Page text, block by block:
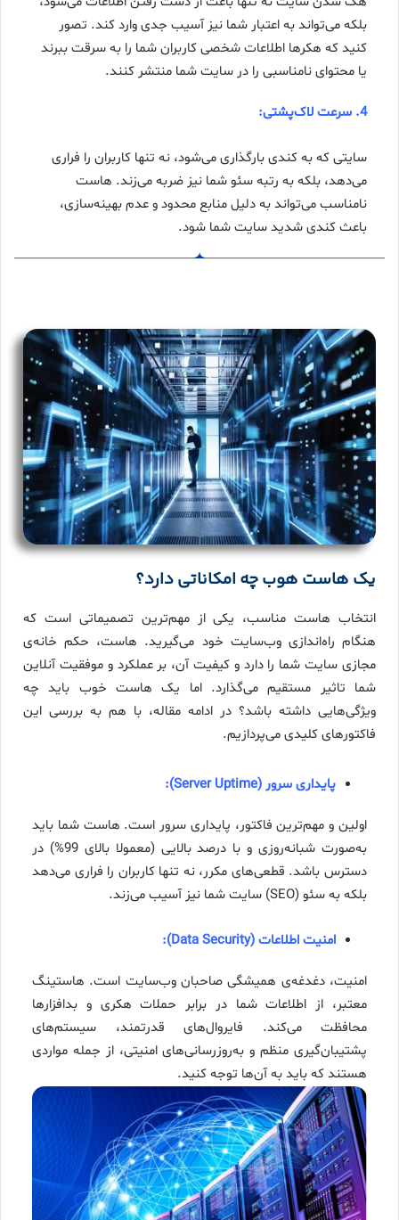
بلکه می‌تواند به اعتبار شما نیز آسیب جدی وارد کند. تصور
کنید که هکرها اطلاعات شخصی کاربران شما را به سرقت ببرند
یا محتوای نامناسبی را در سایت شما منتشر کنند.
4. سرعت لاک‌پشتی:
سایتی که به کندی بارگذاری می‌شود، نه تنها کاربران را فراری
می‌دهد، بلکه به رتبه سئو شما نیز ضربه می‌زند. هاست
نامناسب می‌تواند به دلیل منابع محدود و عدم بهینه‌سازی،
باعث کندی شدید سایت شما شود.
یک هاست هوب چه امکاناتی دارد؟
انتخاب هاست مناسب، یکی از مهم‌ترین تصمیماتی است که
هنگام راه‌اندازی وب‌سایت خود می‌گیرید. هاست، حکم خانه‌ی
مجازی سایت شما را دارد و کیفیت آن، بر عملکرد و موفقیت آنلاین
شما تاثیر مستقیم می‌گذارد. اما یک هاست خوب باید چه
ویژگی‌هایی داشته باشد؟ در ادامه مقاله، با هم به بررسی این
فاکتورهای کلیدی می‌پردازیم.
پایداری سرور (Server Uptime):
اولین و مهم‌ترین فاکتور، پایداری سرور است. هاست شما باید
به‌صورت شبانه‌روزی و با درصد بالایی (معمولا بالای 99%) در
دسترس باشد. قطعی‌های مکرر، نه تنها کاربران را فراری می‌دهد
بلکه به سئو (SEO) سایت شما نیز آسیب می‌زند.
امنیت اطلاعات (Data Security):
امنیت، دغدغه‌ی همیشگی صاحبان وب‌سایت است. هاستینگ
معتبر، از اطلاعات شما در برابر حملات هکری و بدافزارها
محافظت می‌کند. فایروال‌های قدرتمند، سیستم‌های
پشتیبان‌گیری منظم و به‌روزرسانی‌های امنیتی، از جمله مواردی
هستند که باید به آن‌ها توجه کنید.